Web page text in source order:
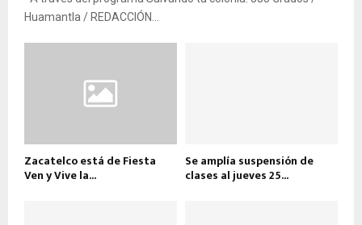
Huamantla / REDACCIÓN...
Zacatelco está de Fiesta
Ven y Vive la...
Se amplía suspensión de
clases al jueves 25...